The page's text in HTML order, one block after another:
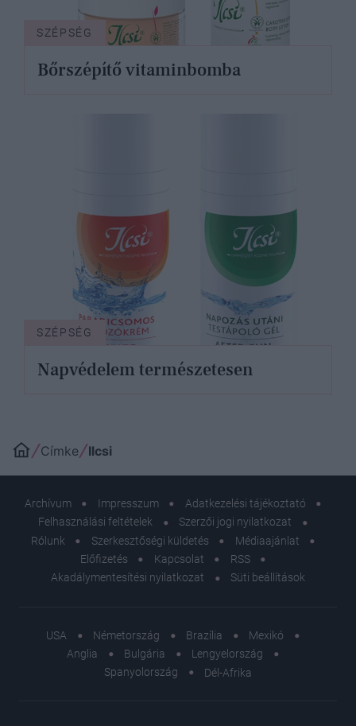
SZÉPSÉG
Bőrszépítő vitaminbomba
SZÉPSÉG
Napvédelem természetesen
Címke Ilcsi
Archívum Impresszum
Adatkezelési tájékoztató
Felhasználási feltételek
Szerzői jogi nyilatkozat
Rólunk
Szerkesztőségi küldetés
Médiaajánlat
Előfizetés
Kapcsolat
RSS
Akadálymentesítési nyilatkozat
Süti beállítások
USA Németország Brazília
Mexikó
Anglia
Bulgária
Lengyelország
Spanyolország
Dél-Afrika